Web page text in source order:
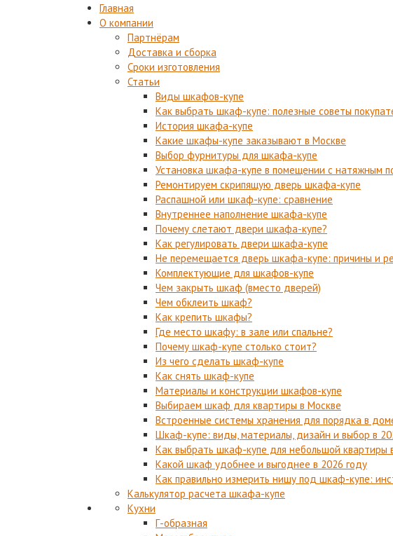
Главная
О компании
Партнёрам
Доставка и сборка
Сроки изготовления
Статьи
Виды шкафов-купе
Как выбрать шкаф-купе: полезные советы
История шкафа-купе
Какие шкафы-купе заказывают в Москве
Выбор фурнитуры для шкафа-купе
Установка шкафа-купе в помещении с натяжным
Ремонтируем скрипящую дверь шкафа-купе
Распашной или шкаф-купе: сравнение
Внутреннее наполнение шкафа-купе
Почему слетают двери шкафа-купе?
Как регулировать двери шкафа-купе
Не перемещается дверь шкафа-купе: причины и
Комплектующие для шкафов-купе
Чем закрыть шкаф (вместо дверей)
Чем обклеить шкаф?
Как крепить шкафы?
Где место шкафу: в зале или спальне?
Почему шкаф-купе столько стоит?
Из чего сделать шкаф-купе
Как снять шкаф-купе
Материалы и конструкции шкафов-купе
Выбираем шкаф для квартиры в Москве
Встроенные системы хранения для порядка в
Шкаф-купе: виды, материалы, дизайн и выбор в
Как выбрать шкаф-купе для небольшой квартиры
Какой шкаф удобнее и выгоднее в 2026 году
Как правильно измерить нишу под шкаф-купе:
Калькулятор расчета шкафа-купе
Кухни
Г-образная